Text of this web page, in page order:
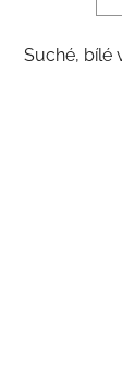
Suché, bílé